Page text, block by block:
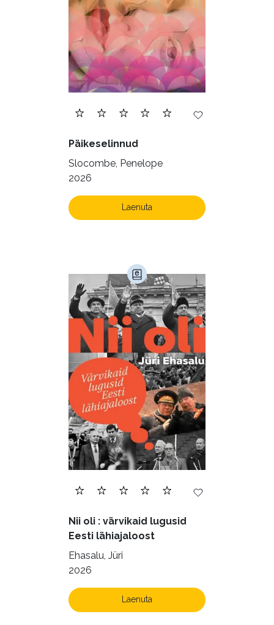
Päikeselinnud
Slocombe, Penelope
2026
Laenuta
Nii oli : värvikaid lugusid
Eesti lähiajaloost
Ehasalu, Jüri
2026
Laenuta